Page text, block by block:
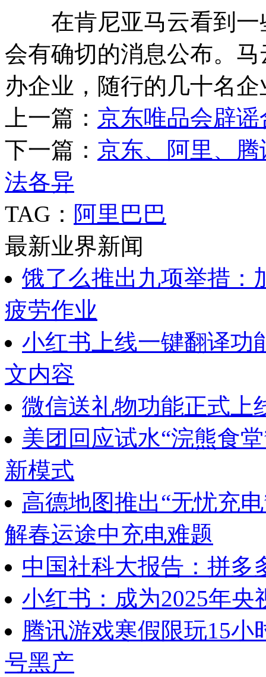
在肯尼亚马云看到一
会有确切的消息公布。
办企业，随行的几十名
上一篇： 京东唯品会辟
下一篇： 京东、阿里、
法各异
TAG： 阿里巴巴
最新业界新闻
饿了么推出九项举措：
疲劳作业
小红书上线一键翻译功
文内容
微信送礼物功能正式上
美团回应试水“浣熊食
新模式
高德地图推出“无忧充
解春运途中充电难题
中国社科大报告：拼多
小红书：成为2025年央
腾讯游戏寒假限玩15小
号黑产